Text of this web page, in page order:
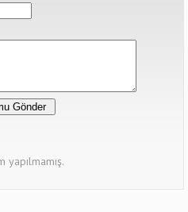
yapılmamış.